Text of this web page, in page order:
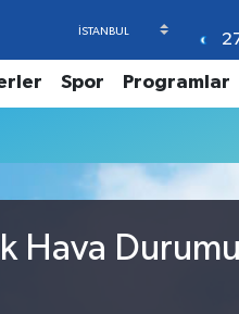
Spor Programlar
Hava